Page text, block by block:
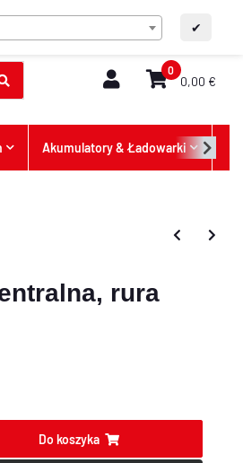
✔
PL Kontakt
0
0,00 €
Akumulatory & Ładowarki
rura
Do koszyka